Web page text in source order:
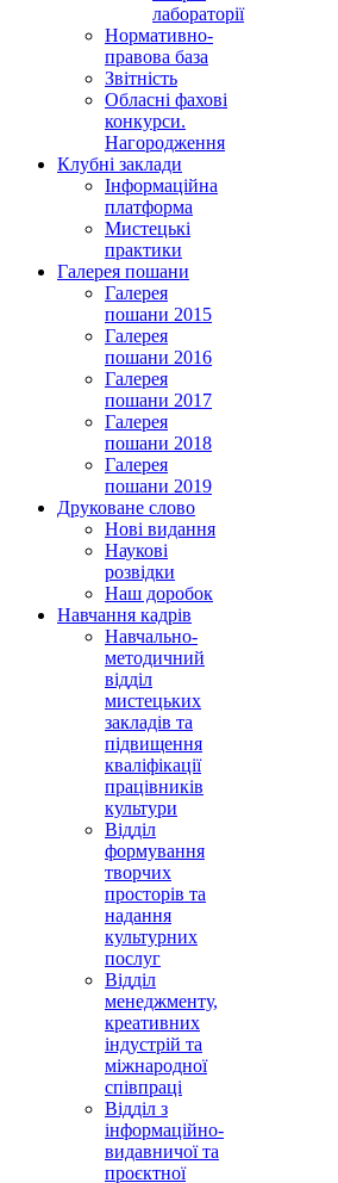
лабораторії
Нормативно-
правова база
Звітність
Обласні фахові
конкурси.
Нагородження
Клубні заклади
Інформаційна
платформа
Мистецькі
практики
Галерея пошани
Галерея
пошани 2015
Галерея
пошани 2016
Галерея
пошани 2017
Галерея
пошани 2018
Галерея
пошани 2019
Друковане слово
Нові видання
Наукові
розвідки
Наш доробок
Навчання кадрів
Навчально-
методичний
відділ
мистецьких
закладів та
підвищення
кваліфікації
працівників
культури
Відділ
формування
творчих
просторів та
надання
культурних
послуг
Відділ
менеджменту,
креативних
індустрій та
міжнародної
співпраці
Відділ з
інформаційно-
видавничої та
проєктної